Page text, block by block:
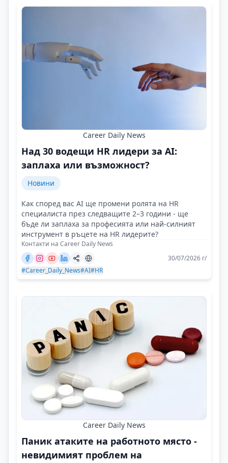
Career Daily News
Над 30 водещи HR лидери за AI:
заплаха или възможност?
Новини
Как според вас AI ще промени ролята на HR
специалиста през следващите 2–3 години - ще
бъде ли заплаха за професията или най-силният
инструмент в ръцете на HR лидерите?
Контакти на Career Daily News
30/07/2026 г/
#Career_Daily_News#AI#HR
Career Daily News
Паник атаките на работното място -
невидимият проблем на